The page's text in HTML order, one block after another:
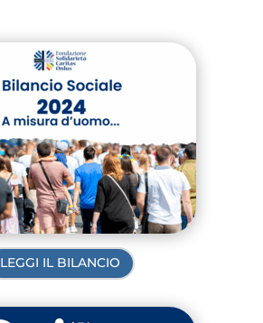
LEGGI IL BILANCIO